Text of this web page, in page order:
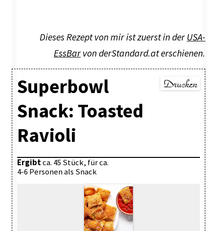
Dieses Rezept von mir ist zuerst in derUSA-
EssBarvon derStandard.at erschienen.
Superbowl
Snack: Toasted
Ravioli
Ergibtca. 45 Stück, für ca.
4-6 Personen als Snack